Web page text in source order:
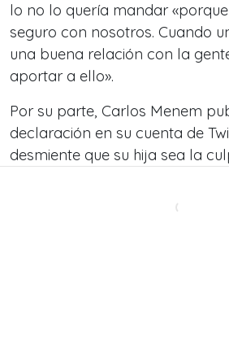
lo no lo quería mandar
seguro con nosotros. Cuando
una buena relación con la
aportar a ello».
Por su parte, Carlos Menem
declaración en su cuenta de
desmiente que su hija sea la
responsable a la señora
traer a mi hijo hace dos años.